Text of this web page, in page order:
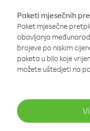
Paketi mjesečnih
Paket mjesečne
obavljanja
brojeve po niskim
paketa u bilo koje
možete uštedjeti na